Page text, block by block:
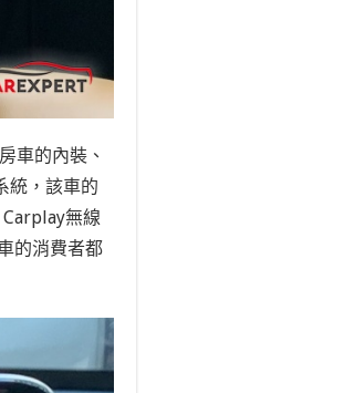
車的內裝、
統，該車的
無線
的消費者都